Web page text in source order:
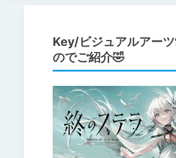
Key/ビジュアルアー
のでご紹介🤣